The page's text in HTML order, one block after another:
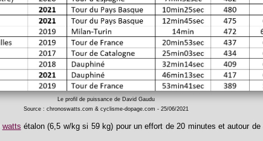
Le profil de puissance de David Gaudu
Source : chronoswatts.com & cyclisme-dopage.com - 25/06/2021
watts étalon (6,5 w/kg si 59 kg) pour un effort de 20 minutes et autour de